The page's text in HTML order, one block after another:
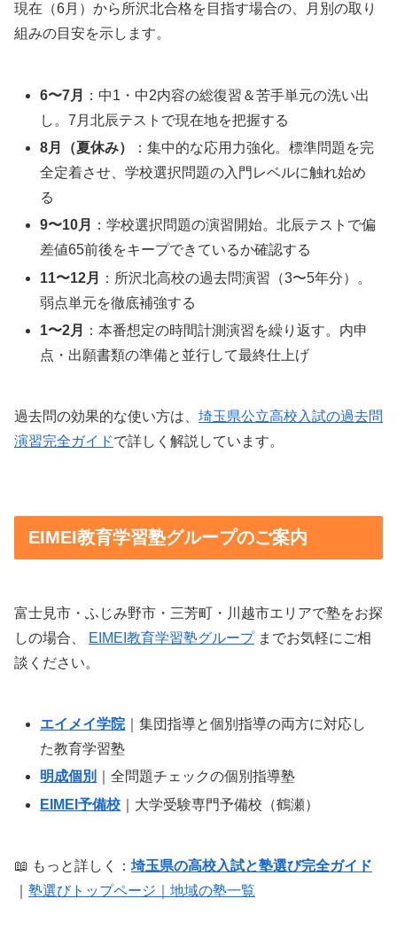
現在（6月）から所沢北合格を目指す場合の、月別の取り
組みの目安を示します。
6〜7月
：中1・中2内容の総復習＆苦手単元の洗い出
し。7月北辰テストで現在地を把握する
8月（夏休み）
：集中的な応用力強化。標準問題を完
全定着させ、学校選択問題の入門レベルに触れ始め
る
9〜10月
：学校選択問題の演習開始。北辰テストで偏
差値65前後をキープできているか確認する
11〜12月
：所沢北高校の過去問演習（3〜5年分）。
弱点単元を徹底補強する
1〜2月
：本番想定の時間計測演習を繰り返す。内申
点・出願書類の準備と並行して最終仕上げ
過去問の効果的な使い方は、 埼玉県公立高校入試の過去問
演習完全ガイドで詳しく解説しています。
EIMEI教育学習塾グループのご案内
富士見市・ふじみ野市・三芳町・川越市エリアで塾をお探
しの場合、
EIMEI教育学習塾グループまでお気軽にご相
談ください。
エイメイ学院｜集団指導と個別指導の両方に対応し
た教育学習塾
明成個別
｜全問題チェックの個別指導塾
EIMEI予備校 ｜大学受験専門予備校（鶴瀬）
📖 もっと詳しく： 埼玉県の高校入試と塾選び完全ガイド
塾選びトップページ｜地域の塾一覧